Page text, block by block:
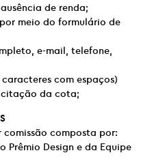
de renda;
meio do formulário de
e-mail, telefone,
com espaços)
da cota;
comissão composta por:
Prêmio Design e da Equipe